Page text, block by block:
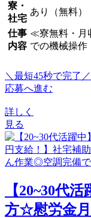
寮・
社宅
あり（無料）
仕事
内容
≪寮無料・月
での機械操作
＼最短45秒で完了／
応募へ進む
詳しく
見る
【20~30代
方☆慰労金月